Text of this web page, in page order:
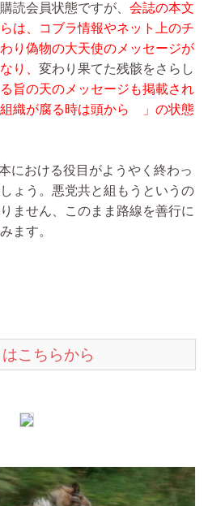
読会員状態ですが、 会誌の本文
は、コブラ情報やネット上のチ
り偽物の大天使のメッセージが
り、 変わり果てた残骸をさらし
旨の天のメッセージも掲載され
織が腐る時は頭から 」の状態
における役目がようやく終わっ
ょう。悪党共と組もうというの
ません、このまま路線を善行に
ます。
こちらから